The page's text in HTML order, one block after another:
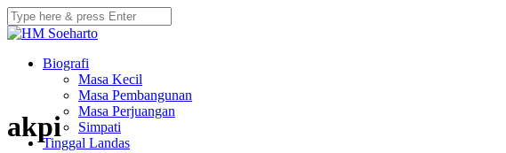
Biografi
Masa Kecil
Masa Pembangunan
Masa Perjuangan
Simpati
Tinggal Landas
akpi